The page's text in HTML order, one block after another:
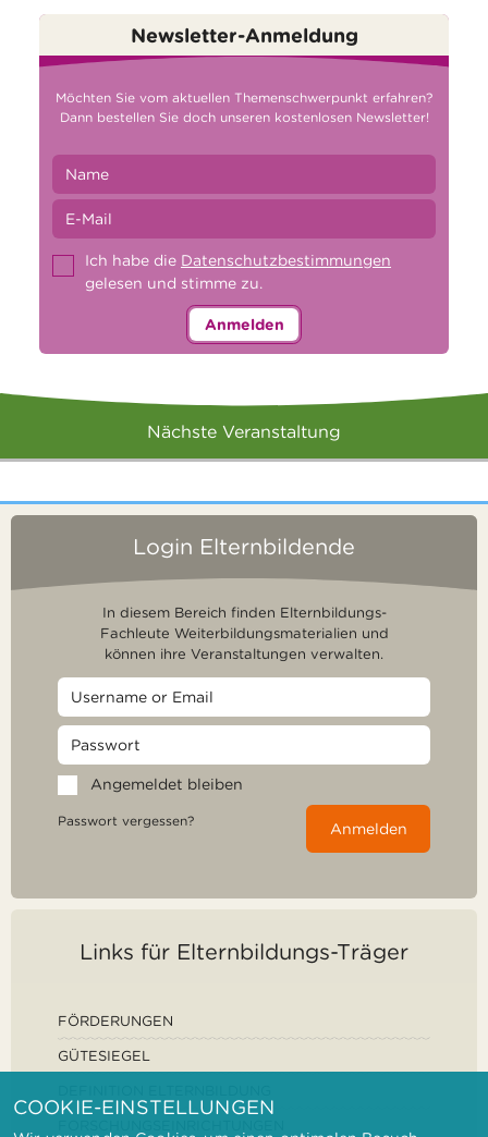
Newsletter-Anmeldung
Möchten Sie vom aktuellen Themenschwerpunkt erfahren?
Dann bestellen Sie doch unseren kostenlosen Newsletter!
Ich habe die Datenschutzbestimmungen
gelesen und stimme zu.
Anmelden
Nächste Veranstaltung
Login Elternbildende
In diesem Bereich finden Elternbildungs-
Fachleute Weiterbildungsmaterialien und
können ihre Veranstaltungen verwalten.
Angemeldet bleiben
Passwort vergessen? Anmelden
Links für Elternbildungs-Träger
FÖRDERUNGEN
GÜTESIEGEL
COOKIE-EINSTELLUNGEN